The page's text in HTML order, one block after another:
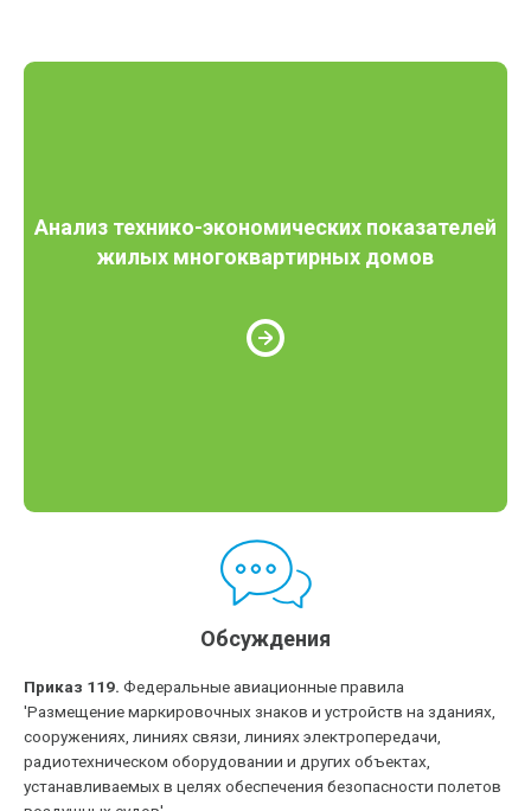
Анализ технико-экономических показателей
жилых многоквартирных домов
Обсуждения
Приказ 119. Федеральные авиационные правила
'Размещение маркировочных знаков и устройств на зданиях,
сооружениях, линиях связи, линиях электропередачи,
радиотехническом оборудовании и других объектах,
устанавливаемых в целях обеспечения безопасности полетов